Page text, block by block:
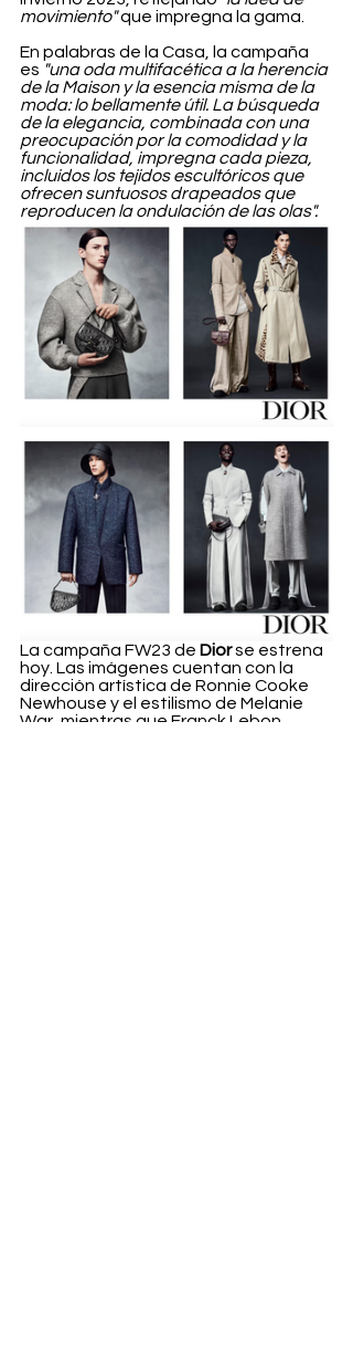
movimiento" que impregna la gama.
En palabras de la Casa, la campaña
es "una oda multifacética a la herencia
de la Maison y la esencia misma de la
moda: lo bellamente útil. La búsqueda
de la elegancia, combinada con una
preocupación por la comodidad y la
funcionalidad, impregna cada pieza,
incluidos los tejidos escultóricos que
ofrecen suntuosos drapeados que
reproducen la ondulación de las olas".
La campaña FW23 de Dior se estrena
hoy. Las imágenes cuentan con la
dirección artística de Ronnie Cooke
Newhouse y el estilismo de Melanie
War, mientras que Franck Lebon